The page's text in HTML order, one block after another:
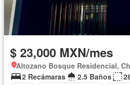
$ 23,000 MXN/mes
Altozano Bosque Residencial,
2 Recámaras
2.5 Baños